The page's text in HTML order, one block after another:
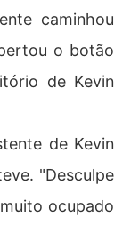
caminhou
o botão
de Kevin
de Kevin
"Desculpe
ocupado